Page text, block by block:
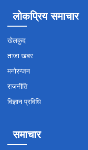
लोकप्रिय समाचार
खेलकुद
ताजा खबर
मनोरन्जन
राजनीति
विज्ञान प्रविधि
समाचार